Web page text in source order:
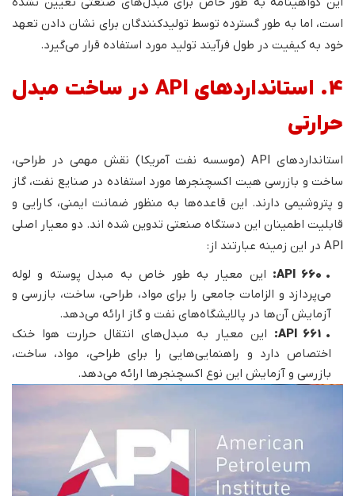
است، اما به طور گسترده توسط تولیدکنندگان برای نشان دادن تعهد
خود به کیفیت در طول فرآیند تولید مورد استفاده قرار می‌گیرد.
4. استانداردهای API در ساخت مبدل
حرارتی
استانداردهای API (موسسه نفت آمریکا) نقش مهمی در طراحی،
ساخت و بازرسی هیت اکسچنجرها مورد استفاده در صنایع نفت، گاز
و پتروشیمی دارند. این قاعده‌ها به منظور ضمانت ایمنی، کارایی و
قابلیت اطمینان این دستگاه صنعتی تدوین شده‌ اند. دو معیار اصلی
API در این زمینه عبارتند از:
•
API 660:
این معیار به طور خاص به مبدل پوسته و لوله
می‌پردازد و الزامات جامعی را برای مواد، طراحی، ساخت، بازرسی و
آزمایش آن‌ها در پالایشگاه‌های نفت و گاز ارائه می‌دهد.
•
API 661:
این معیار به مبدل‌های انتقال حرارت هوا خنک
اختصاص دارد و راهنمایی‌هایی را برای طراحی، مواد، ساخت،
بازرسی و آزمایش این نوع اکسچنجرها ارائه می‌دهد.